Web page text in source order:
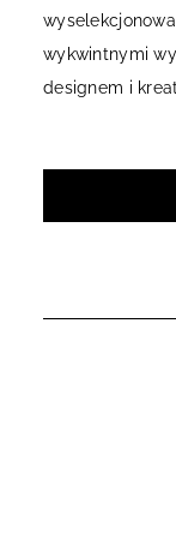
wykwintnymi
designem i